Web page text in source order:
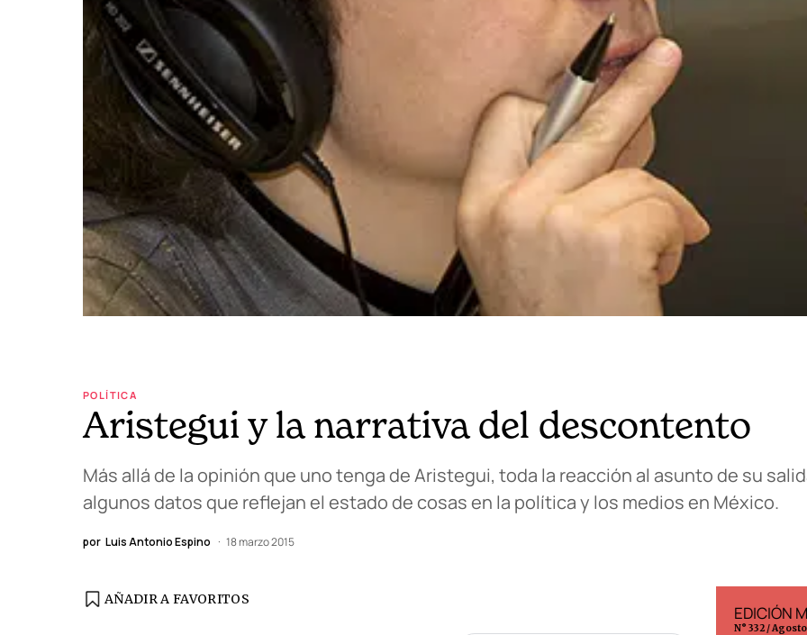
POLÍTICA
Aristegui y la narrativa del descontento
Más allá de la opinión que uno tenga de Aristegui, toda la reacción al asunto de su
algunos datos que reflejan el estado de cosas en la política y los medios en México.
por Luis Antonio Espino 18 marzo 2015
AÑADIR A FAVORITOS
EDICIÓN
N° 332 /